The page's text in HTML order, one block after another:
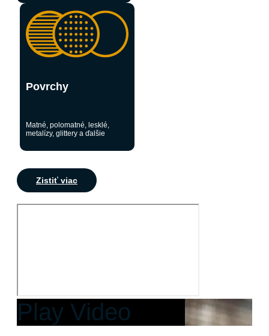
Povrchy
Matné, polomatné, lesklé,
metalízy, glittery a ďalšie
Zistiť viac
Play Video